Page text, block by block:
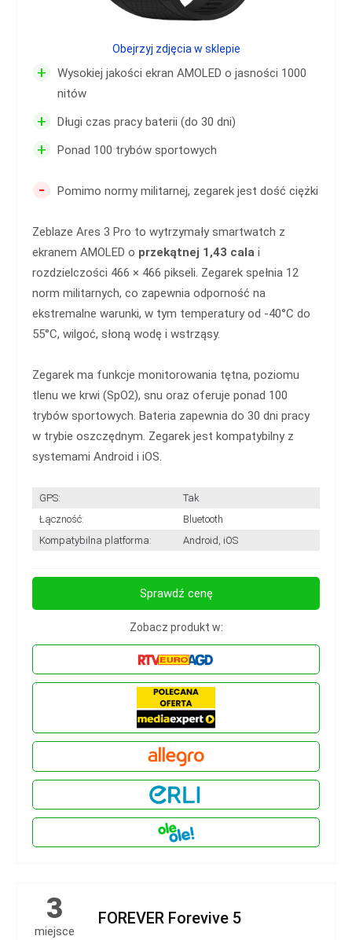
+
Wysokiej jakości ekran AMOLED o jasności 1000
nitów
+ Długi czas pracy baterii (do 30 dni)
+ Ponad 100 trybów sportowych
- Pomimo normy militarnej, zegarek jest dość ciężki
Zeblaze Ares 3 Pro to wytrzymały smartwatch z
ekranem AMOLED o przekątnej 1,43 cala i
rozdzielczości 466 × 466 pikseli. Zegarek spełnia 12
norm militarnych, co zapewnia odporność na
ekstremalne warunki, w tym temperatury od -40°C do
55°C, wilgoć, słoną wodę i wstrząsy.
Zegarek ma funkcje monitorowania tętna, poziomu
tlenu we krwi (SpO2), snu oraz oferuje ponad 100
trybów sportowych. Bateria zapewnia do 30 dni pracy
w trybie oszczędnym. Zegarek jest kompatybilny z
systemami Android i iOS.​
GPS:
Tak
Łączność:
Bluetooth
Kompatybilna platforma:
Android, iOS
Obejrzyj zdjęcia w sklepie
Sprawdź cenę
Zobacz produkt w:
3
miejsce
FOREVER Forevive 5